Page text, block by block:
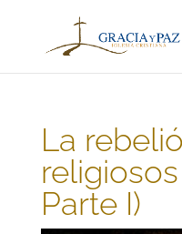
La
Parte I)